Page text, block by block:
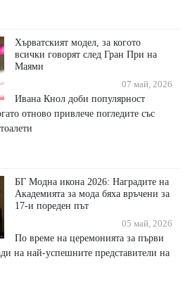
Хърватският модел, за когото
всички говорят след Гран При на
Маями
07 май, 2026
Ивана Кнол доби популярност
отново привлече погледите със
БГ Модна икона 2026: Наградите на
Академията за мода бяха връчени за
17-и пореден път
05 май, 2026
По време на церемонията за първи
на най-успешните представители на